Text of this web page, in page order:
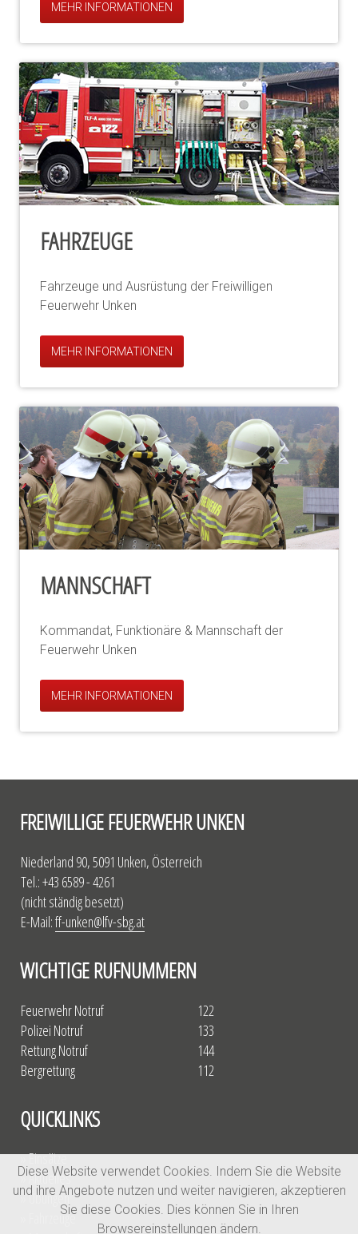
MEHR INFORMATIONEN
FAHRZEUGE
Fahrzeuge und Ausrüstung der Freiwilligen
Feuerwehr Unken
MEHR INFORMATIONEN
MANNSCHAFT
Kommandat, Funktionäre & Mannschaft der
Feuerwehr Unken
MEHR INFORMATIONEN
FREIWILLIGE FEUERWEHR UNKEN
Niederland 90, 5091 Unken, Österreich
Tel.: +43 6589 - 4261
(nicht ständig besetzt)
E-Mail:ff-unken@lfv-sbg.at
WICHTIGE RUFNUMMERN
Feuerwehr Notruf
Polizei Notruf
Rettung Notruf
Bergrettung
122
133
144
112
QUICKLINKS
» Einsätze
» Aktuelles
» Übungen
» Fahrzeuge
Diese Website verwendet Cookies. Indem Sie die Website
und ihre Angebote nutzen und weiter navigieren, akzeptieren
Sie diese Cookies. Dies können Sie in Ihren
Browsereinstellungen ändern.